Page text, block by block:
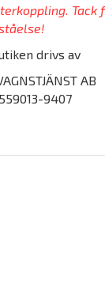
Tack
drivs av
AB
9407